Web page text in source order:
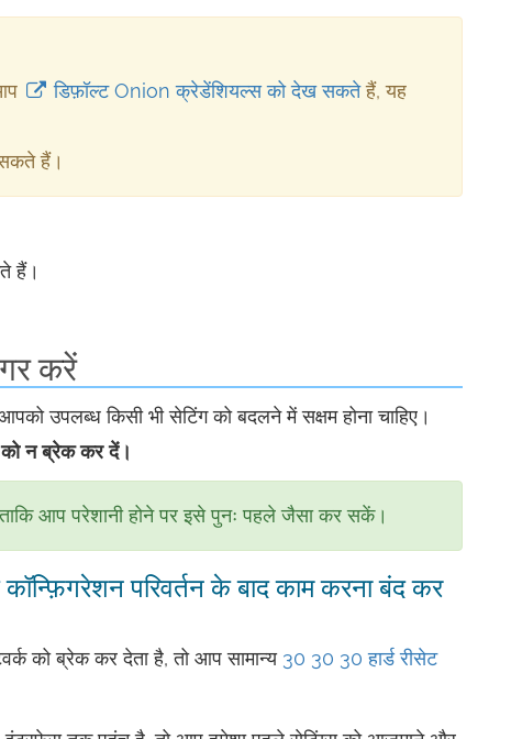
डिफ़ॉल्ट Onion क्रेडेंशियल्स को देख सकतेहैं, यह
हैं।
हैं।
करें
उपलब्ध किसी भी सेटिंग को बदलने में सक्षम होना चाहिए।
को न ब्रेक कर दें।
आप परेशानी होने पर इसे पुनः पहले जैसा कर सकें।
कॉन्फ़िगरेशन परिवर्तन के बाद काम करना बंद कर
को ब्रेक कर देता है, तो आप सामान्य 30 30 30 हार्ड रीसेट